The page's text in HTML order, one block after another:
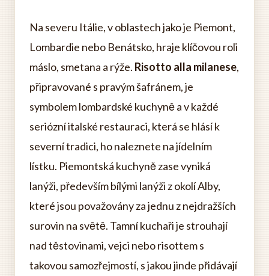
Na severu Itálie, v oblastech jako je Piemont,
Lombardie nebo Benátsko, hraje klíčovou roli
máslo, smetana a rýže. Risotto alla milanese,
připravované s pravým šafránem, je
symbolem lombardské kuchyně a v každé
seriózní italské restauraci, která se hlásí k
severní tradici, ho naleznete na jídelním
lístku. Piemontská kuchyně zase vyniká
lanýži, především bílými lanýži z okolí Alby,
které jsou považovány za jednu z nejdražších
surovin na světě. Tamní kuchaři je strouhají
nad těstovinami, vejci nebo risottem s
takovou samozřejmostí, s jakou jinde přidávají